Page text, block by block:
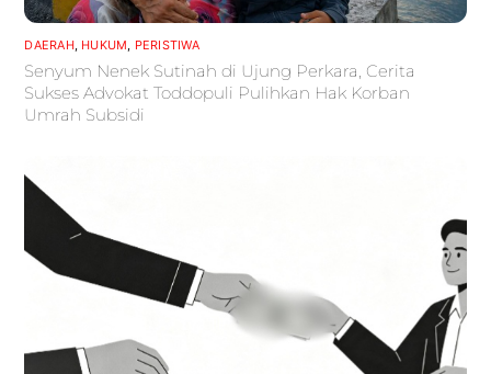
DAERAH, HUKUM PERISTIWA
Senyum Nenek Sutinah di Ujung Perkara, Cerita
Sukses Advokat Toddopuli Pulihkan Hak Korban
Umrah Subsidi